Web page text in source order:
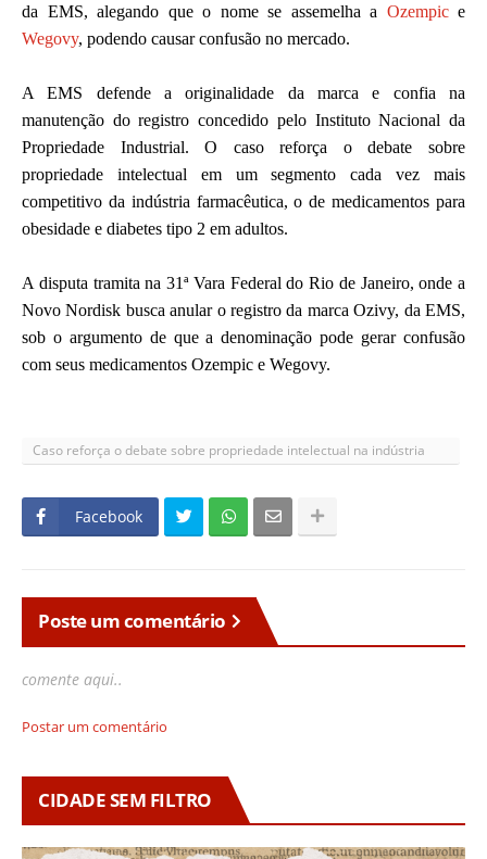
da EMS, alegando que o nome se assemelha a Ozempice
Wegovy, podendo causar confusão no mercado.
A EMS defende a originalidade da marca e confia na
manutenção do registro concedido pelo Instituto Nacional da
Propriedade Industrial. O caso reforça o debate sobre
propriedade intelectual em um segmento cada vez mais
competitivo da indústria farmacêutica, o de medicamentos para
obesidade e diabetes tipo 2 em adultos.
A disputa tramita na 31ª Vara Federal do Rio de Janeiro, onde a
Novo Nordisk busca anular o registro da marca Ozivy, da EMS,
sob o argumento de que a denominação pode gerar confusão
com seus medicamentos Ozempic e Wegovy.
Caso reforça o debate sobre propriedade intelectual na indústria
Facebook
Poste um comentário
comente aqui..
Postar um comentário
CIDADE SEM FILTRO